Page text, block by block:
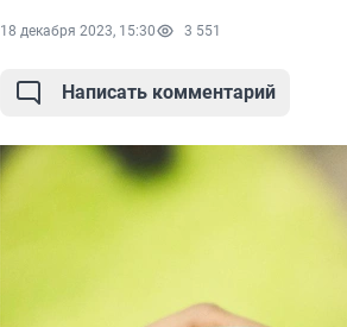
18 декабря 2023, 15:30 3 551
Написать комментарий